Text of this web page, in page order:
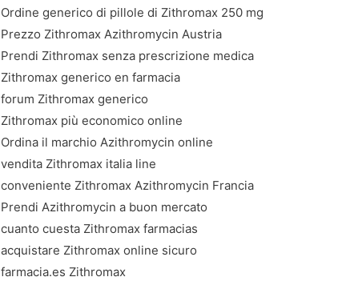
Ordine generico di pillole di Zithromax 250 mg
Prezzo Zithromax Azithromycin Austria
Prendi Zithromax senza prescrizione medica
Zithromax generico en farmacia
forum Zithromax generico
Zithromax più economico online
Ordina il marchio Azithromycin online
vendita Zithromax italia line
conveniente Zithromax Azithromycin Francia
Prendi Azithromycin a buon mercato
cuanto cuesta Zithromax farmacias
acquistare Zithromax online sicuro
farmacia.es Zithromax